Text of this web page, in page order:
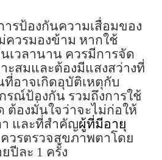
ารป้องกันความเสื่อมของ
ควรมองข้าม หากใช้
เวลานาน ควรมีการจัด
ะสมและต้องมีแสงสว่างที่
ที่อาจเกิดอุบัติเหตุกับ
รณ์ป้องกัน รวมถึงการใช้
องมั่นใจว่าจะไม่ก่อให้
า และที่สําคัญผู้ที่มีอายุ
ควรตรวจสุขภาพตาโดย
ปีละ 1 ครั้ง